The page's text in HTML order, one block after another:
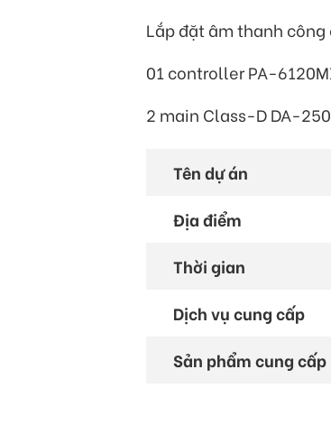
Lắp đặt âm thanh công
01 controller PA-
2 main Class-D DA-
Tên dự án
Địa điểm
Thời gian
Dịch vụ cung cấp
Sản phẩm cung cấp